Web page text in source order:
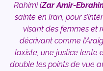
Rahimi (Zar Amir-
sainte en Iran, pour
visant des femmes et
décrivant comme
laxiste, une justice lente
double les points de vue